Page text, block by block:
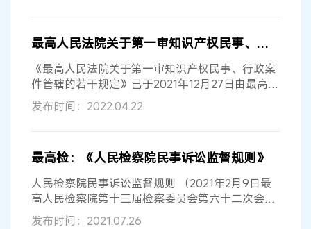
最高人民法院关于第一审知识产权民事、行政案件管辖的若干规定
《最高人民法院关于第一审知识产权民事、行政案
件管辖的若干规定》已于2021年12月27日由最高人
民法院审判委员会第1858次会议通过...
发布时间：2022.04.22
最高检：《人民检察院民事诉讼监督规则》
人民检察院民事诉讼监督规则 （2021年2月9日最
高人民检察院第十三届检察委员会第六十二次会议
通过，自2021年8月1日起施行） 目录...
发布时间：2021.07.26